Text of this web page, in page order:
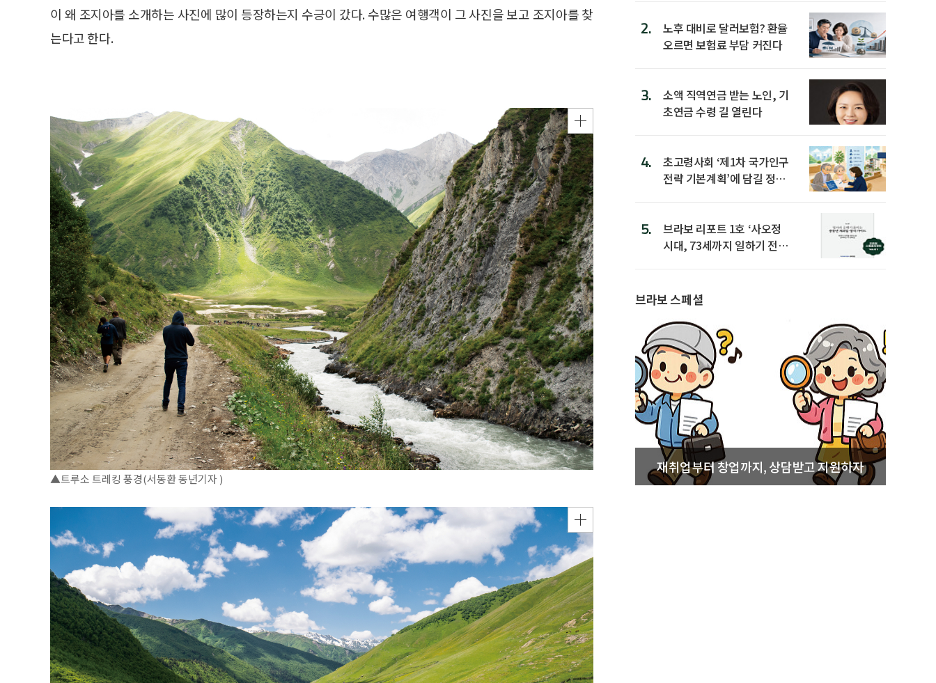
이 왜 조지아를 소개하는 사진에 많이 등장하는지 수긍이 갔다. 수많은 여행객이 그 사진을 보고 조지아를 찾
는다고 한다.
▲트루소 트레킹 풍경(서동환 동년기자 )
2.
노후 대비로 달러보험? 환율
오르면 보험료 부담 커진다
3.
소액 직역연금 받는 노인, 기
초연금 수령 길 열린다
4.
초고령사회 ‘제1차 국가인구
전략 기본계획’에 담길 정책
5.
브라보 리포트 1호 ‘사오정
시대, 73세까지 일하기 전략’
브라보 스페셜
재취업부터 창업까지, 상담받고 지원하자